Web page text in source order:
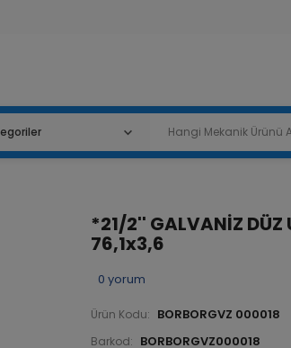
*21/2'' GALVANİZ DÜZ
76,1x3,6
0 yorum
Ürün Kodu: BORBORGVZ 000018
Barkod: BORBORGVZ000018